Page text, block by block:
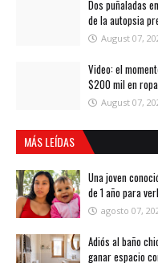
Dos puñaladas
de la autopsia
August 07,
Video: el
$200 mil en
August 07,
MÁS LEÍDAS
Una joven
de 1 año para
agosto 07,
Adiós al baño
ganar espacio